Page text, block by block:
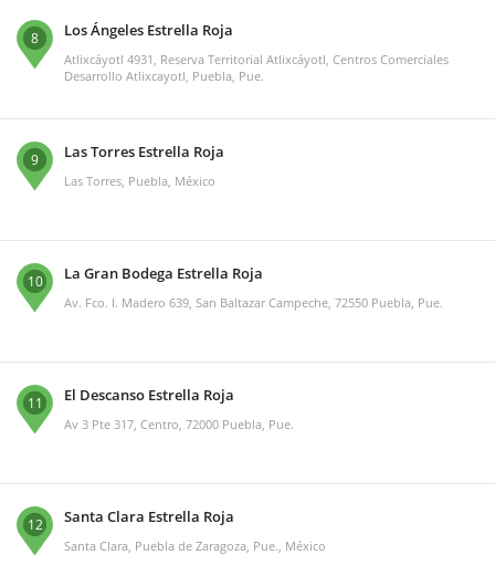
8 Los Ángeles Estrella Roja
Atlixcáyotl 4931, Reserva Territorial Atlixcáyotl, Centros Comerciales
Desarrollo Atlixcayotl, Puebla, Pue.
9 Las Torres Estrella Roja
Las Torres, Puebla, México
10 La Gran Bodega Estrella Roja
Av. Fco. I. Madero 639, San Baltazar Campeche, 72550 Puebla, Pue.
11 El Descanso Estrella Roja
Av 3 Pte 317, Centro, 72000 Puebla, Pue.
12 Santa Clara Estrella Roja
Santa Clara, Puebla de Zaragoza, Pue., México